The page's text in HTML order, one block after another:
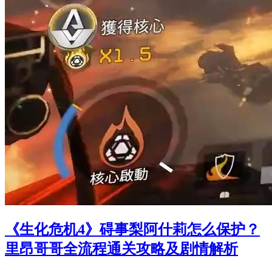
《生化危机4》碍事梨阿什莉怎么保护？
里昂哥哥全流程通关攻略及剧情解析